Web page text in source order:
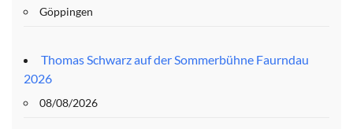
Göppingen
Thomas Schwarz auf der Sommerbühne Faurndau
2026
08/08/2026